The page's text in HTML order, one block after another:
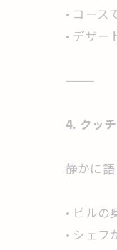
• コース
• デザ
⸻
4. クッ
静かに
• ビルの
• シェフ